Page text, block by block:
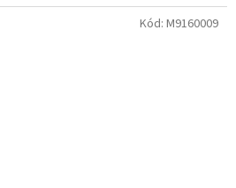
Kód: M9160009